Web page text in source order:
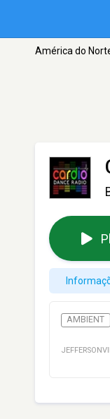
América do
AMBIENT